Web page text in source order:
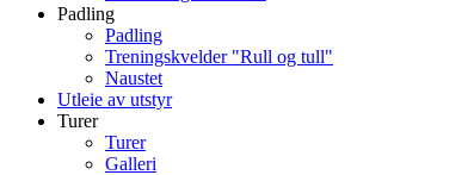
Padling
Padling
Treningskvelder "Rull og tull"
Naustet
Utleie av utstyr
Turer
Turer
Galleri